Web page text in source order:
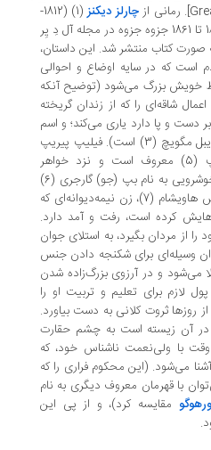
ازچارلز دیکنز
(1) (1812-
1870)، نویسنده انگلیسی، که از 1860 تا 1861 جزوه جزوه در مجله آل دِ یِر
و در 1861 به صورت کتاب منتشر شد. این داستان،
در سایه اوضاع و احوالی
بزرگ می‌شود (توضیح آنکه
را که از زندان گریخته
پا دارد یاری می‌کند؛ و اسم
این زندانی محکوم به اعمال شاقه ایبل مگویچ (3) است). فیلیپ پیریپ
که به اسم مصغر خود پیپ (5) معروف است و نزد خواهر
سلیطه‌اش که زن آهنگر مهربان و خوشرویی به نام بپ (جو) گارجری (6)
است بزرگ شده است، به خانه میس هاویشام (7)، زن نیمه‌دیوانه‌ای که
است، رفت و آمد دارد.
بگیرد، به استلای جوان
برای شکنجه دادن جنس
و در آرزوی بزرگ‌زاده شدن
برای تعلیم و تربیت او را
ثروت کلانی به دست بیاورد.
است به چشم حقارت
ولی‌نعمت ناشناس خود، که
(این محکوم فراری را که
معروف دیگری به نام
مقایسه کرد)، و از پی این